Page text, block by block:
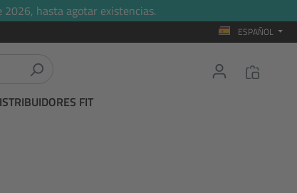
2026, hasta agotar existencias.
ESPAÑOL
FIT